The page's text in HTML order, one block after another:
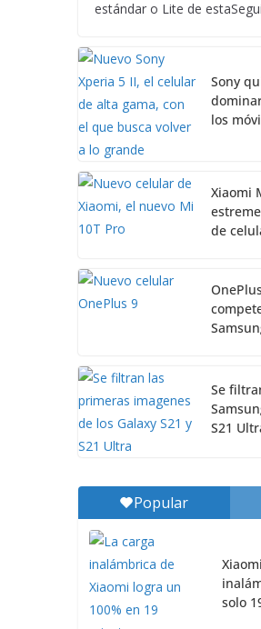
estándar o Lite de
Sony
los
Xiaomi
de
Se
S21
Popular
solo